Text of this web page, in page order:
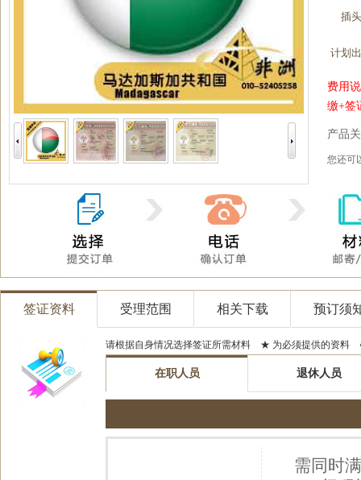
插
计划
费用
缴+签
产品
您还
签证资料 受理范围 相关下载 预订须
请根据自身情况选择签证所需材料 ★ 为必须提供的资料
在职人员 退休人员
需同时